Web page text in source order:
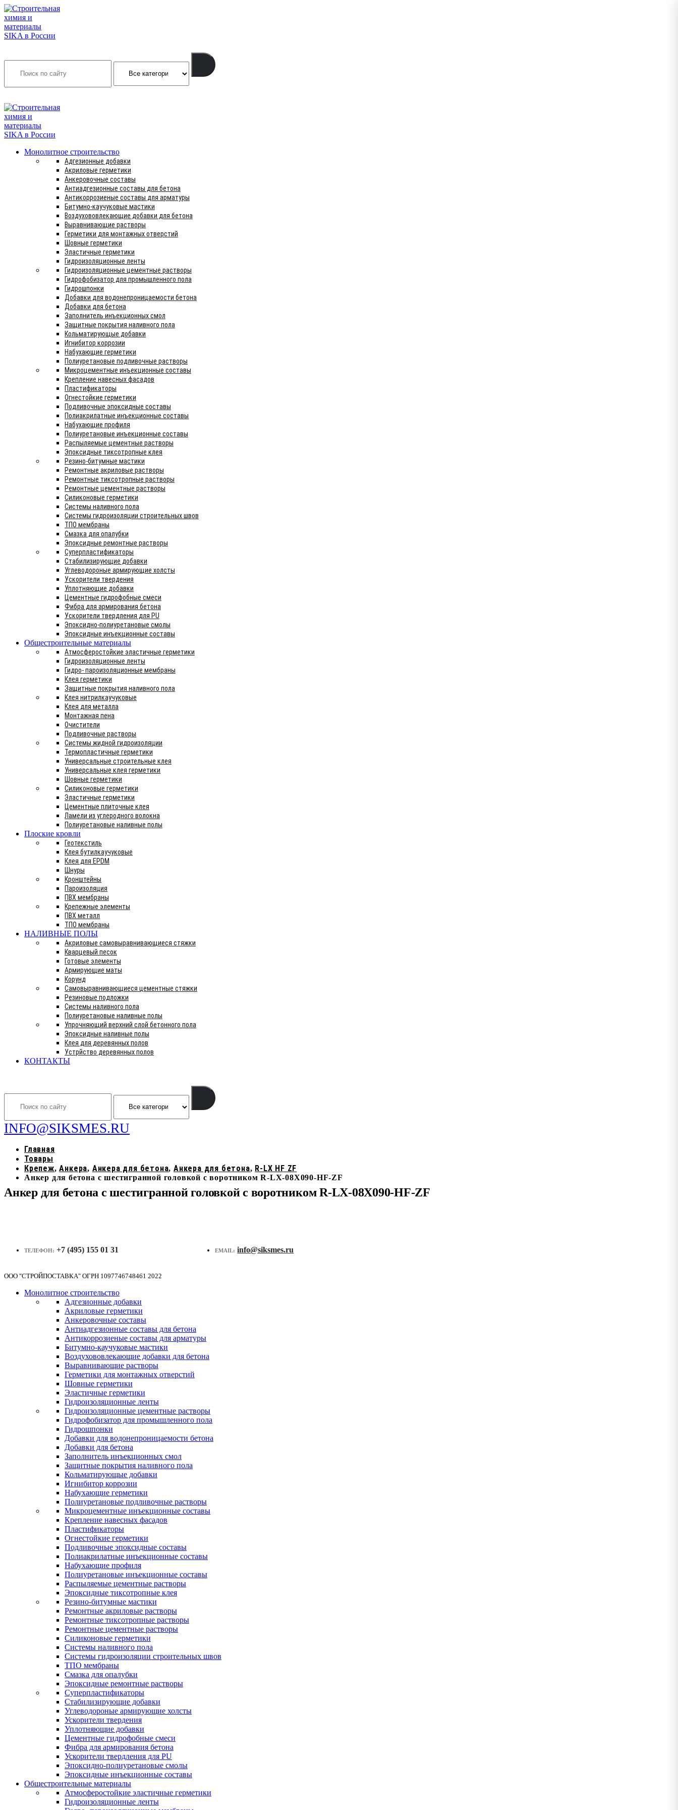
Монолитное строительство
Адгезионные добавки
Акриловые герметики
Анкеровочные составы
Антиадгезионные составы для бетона
Антикоррозиеные составы для арматуры
Битумно-каучуковые мастики
Воздухововлекающие добавки для бетона
Выравнивающие растворы
Герметики для монтажных отверстий
Шовные герметики
Эластичные герметики
Гидроизоляционные ленты
Гидроизоляционные цементные растворы
Гидрофобизатор для промышленного пола
Гидрошпонки
Добавки для водонепроницаемости бетона
Добавки для бетона
Заполнитель инъекционных смол
Защитные покрытия наливного пола
Кольматирующые добавки
Игнибитор коррозии
Набухающие герметики
Полиуретановые подливочные растворы
Микроцементные инъекционные составы
Крепление навесных фасадов
Пластификаторы
Огнестойкие герметики
Подливочные эпоксидные составы
Полиакрилатные инъекционные составы
Набухающие профиля
Полиуретановые инъекционные составы
Распыляемые цементные растворы
Эпоксидные тиксотропные клея
Резино-битумные мастики
Ремонтные акриловые растворы
Ремонтные тиксотропные растворы
Ремонтные цементные растворы
Силиконовые герметики
Системы наливного пола
Системы гидроизоляции строительных швов
ТПО мембраны
Смазка для опалубки
Эпоксидные ремонтные растворы
Суперпластификаторы
Стабилизирующие добавки
Углеводороные армирующие холсты
Ускорители твердения
Уплотняющие добавки
Цементные гидрофобные смеси
Фибра для армирования бетона
Ускорители твердления для PU
Эпоксидно-полиуретановые смолы
Эпоксидные инъекционные составы
Общестроительные материалы
Атмосферостойкие эластичные герметики
Гидроизоляционные ленты
Гидро- пароизоляционные мембраны
Клея герметики
Защитные покрытия наливного пола
Клея нитрилкаучуковые
Клея для металла
Монтажная пена
Очистители
Подливочные растворы
Системы жидной гидроизоляции
Термопластичные герметики
Универсальные строительные клея
Универсальные клея герметики
Шовные герметики
Силиконовые герметики
Эластичные герметики
Цементные плиточные клея
Ламели из углеродного волокна
Полиуретановые наливные полы
Плоские кровли
Геотекстиль
Клея бутилкаучуковые
Клея для EPDM
Шнуры
Кронштейны
Пароизоляция
ПВХ мембраны
Крепежные элементы
ПВХ металл
ТПО мембраны
НАЛИВНЫЕ ПОЛЫ
Акриловые самовыравнивающиеся стяжки
Кварцевый песок
Готовые элементы
Армирующие маты
Корунд
Самовыравнивающиеся цементные стяжки
Резиновые подложки
Системы наливного пола
Полиуретановые наливные полы
Упрочняющий верхний слой бетонного пола
Эпоксидные наливные полы
Клея для деревянных полов
Устрйство деревянных полов
КОНТАКТЫ
INFO@SIKSMES.RU
Главная
Товары
Крепеж,Анкера, Анкера для бетона,Анкера для бетона, R-LX HF ZF
Анкер для бетона с шестигранной головкой с воротником R-LX-08X090-HF-ZF
Анкер для бетона с шестигранной головкой с воротником R-LX-08X090-HF-ZF
ТЕЛЕФОН: +7 (495) 155 01 31 EMAIL: info@siksmes.ru
ООО "СТРОЙПОСТАВКА" ОГРН 1097746748461 2022
Монолитное строительство
Адгезионные добавки
Акриловые герметики
Анкеровочные составы
Антиадгезионные составы для бетона
Антикоррозиеные составы для арматуры
Битумно-каучуковые мастики
Воздухововлекающие добавки для бетона
Выравнивающие растворы
Герметики для монтажных отверстий
Шовные герметики
Эластичные герметики
Гидроизоляционные ленты
Гидроизоляционные цементные растворы
Гидрофобизатор для промышленного пола
Гидрошпонки
Добавки для водонепроницаемости бетона
Добавки для бетона
Заполнитель инъекционных смол
Защитные покрытия наливного пола
Кольматирующые добавки
Игнибитор коррозии
Набухающие герметики
Полиуретановые подливочные растворы
Микроцементные инъекционные составы
Крепление навесных фасадов
Пластификаторы
Огнестойкие герметики
Подливочные эпоксидные составы
Полиакрилатные инъекционные составы
Набухающие профиля
Полиуретановые инъекционные составы
Распыляемые цементные растворы
Эпоксидные тиксотропные клея
Резино-битумные мастики
Ремонтные акриловые растворы
Ремонтные тиксотропные растворы
Ремонтные цементные растворы
Силиконовые герметики
Системы наливного пола
Системы гидроизоляции строительных швов
ТПО мембраны
Смазка для опалубки
Эпоксидные ремонтные растворы
Суперпластификаторы
Стабилизирующие добавки
Углеводороные армирующие холсты
Ускорители твердения
Уплотняющие добавки
Цементные гидрофобные смеси
Фибра для армирования бетона
Ускорители твердления для PU
Эпоксидно-полиуретановые смолы
Эпоксидные инъекционные составы
Общестроительные материалы
Атмосферостойкие эластичные герметики
Гидроизоляционные ленты